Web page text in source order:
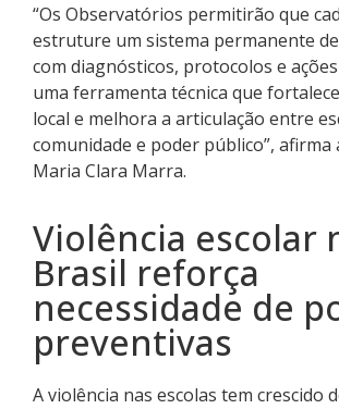
“Os Observatórios permitirão que
estruture um sistema permanente
com diagnósticos, protocolos e
uma ferramenta técnica que
local e melhora a articulação entre
comunidade e poder público”, afirma
Maria Clara Marra.
Violência escolar
Brasil reforça
necessidade de
preventivas
A violência nas escolas tem crescido